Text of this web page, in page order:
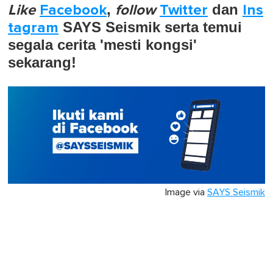
Like Facebook, follow Twitter dan Ins
tagram SAYS Seismik serta temui
segala cerita 'mesti kongsi'
sekarang!
Image via SAYS Seismik